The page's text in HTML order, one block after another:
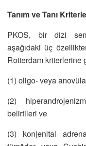
Tanım ve Tanı
PKOS, bir dizi
aşağıdaki üç
Rotterdam kriterlerine
(1) oligo- veya
(2)
belirtileri ve
(3) konjenital